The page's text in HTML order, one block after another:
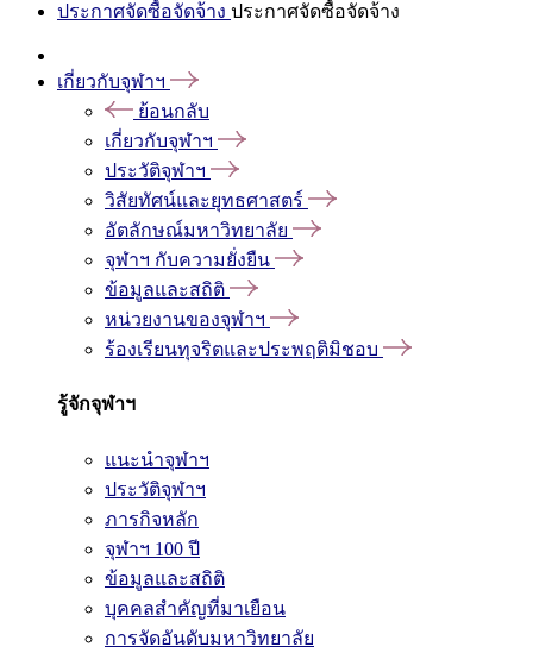
ประกาศจัดซื้อจัดจ้าง ประกาศจัดซื้อจัดจ้าง
เกี่ยวกับจุฬาฯ
ย้อนกลับ
เกี่ยวกับจุฬาฯ
ประวัติจุฬาฯ
วิสัยทัศน์และยุทธศาสตร์
อัตลักษณ์มหาวิทยาลัย
จุฬาฯ กับความยั่งยืน
ข้อมูลและสถิติ
หน่วยงานของจุฬาฯ
ร้องเรียนทุจริตและประพฤติมิชอบ
รู้จักจุฬาฯ
แนะนำจุฬาฯ
ประวัติจุฬาฯ
ภารกิจหลัก
จุฬาฯ 100 ปี
ข้อมูลและสถิติ
บุคคลสำคัญที่มาเยือน
การจัดอันดับมหาวิทยาลัย